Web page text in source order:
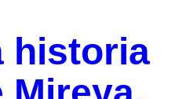
historia